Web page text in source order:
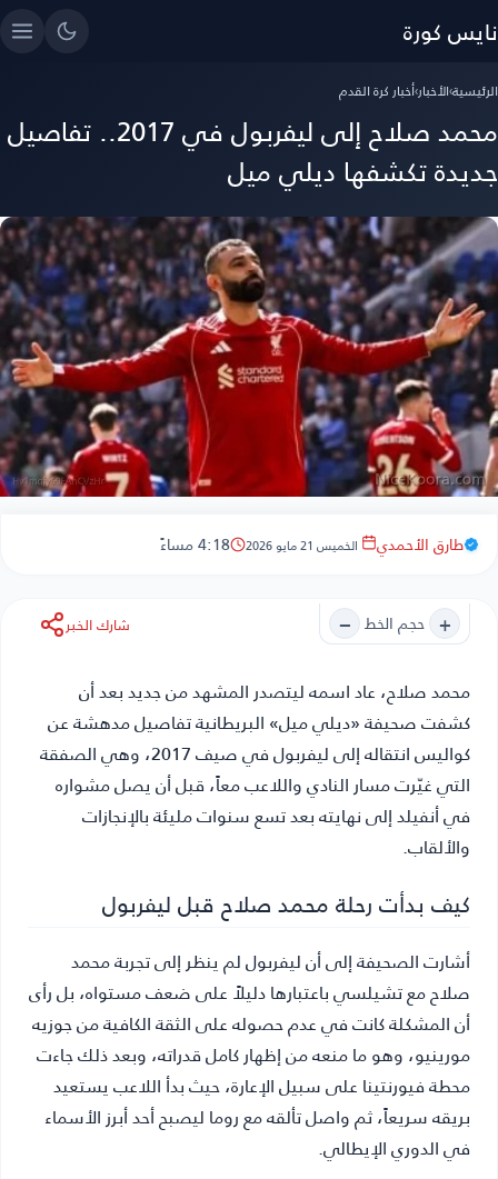
نايس كورة
الرئيسية›الأخبار›أخبار كرة القدم
محمد صلاح إلى ليفربول في 2017.. تفاصيل
جديدة تكشفها ديلي ميل
طارق الأحمدي الخميس 21 مايو 2026 4:18 مساءً
+ حجم الخط − شارك الخبر
محمد صلاح، عاد اسمه ليتصدر المشهد من جديد بعد أن
كشفت صحيفة «ديلي ميل» البريطانية تفاصيل مدهشة عن
كواليس انتقاله إلى ليفربول في صيف 2017، وهي الصفقة
التي غيّرت مسار النادي واللاعب معاً، قبل أن يصل مشواره
في أنفيلد إلى نهايته بعد تسع سنوات مليئة بالإنجازات
والألقاب.
كيف بدأت رحلة محمد صلاح قبل ليفربول
أشارت الصحيفة إلى أن ليفربول لم ينظر إلى تجربة محمد
صلاح مع تشيلسي باعتبارها دليلاً على ضعف مستواه، بل رأى
أن المشكلة كانت في عدم حصوله على الثقة الكافية من جوزيه
مورينيو، وهو ما منعه من إظهار كامل قدراته، وبعد ذلك جاءت
محطة فيورنتينا على سبيل الإعارة، حيث بدأ اللاعب يستعيد
بريقه سريعاً، ثم واصل تألقه مع روما ليصبح أحد أبرز الأسماء
في الدوري الإيطالي.